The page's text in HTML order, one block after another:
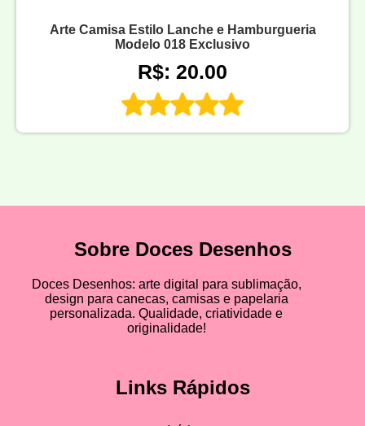
Arte Camisa Estilo Lanche e Hamburgueria
Modelo 018 Exclusivo
R$: 20.00
Sobre Doces Desenhos
Doces Desenhos: arte digital para sublimação,
design para canecas, camisas e papelaria
personalizada. Qualidade, criatividade e
originalidade!
Links Rápidos